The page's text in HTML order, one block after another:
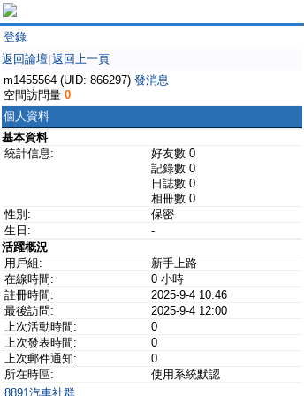
登錄
返回論壇 返回上一頁
m1455564 (UID: 866297) 發消息
空間訪問量 0
個人資料
基本資料
統計信息:
好友數 0
記錄數 0
日誌數 0
相冊數 0
性別:
保密
生日:
-
活躍概況
用戶組:
新手上路
在線時間:
0 小時
註冊時間:
2025-9-4 10:46
最後訪問:
2025-9-4 12:00
上次活動時間:
0
上次發表時間:
0
上次郵件通知:
0
所在時區:
使用系統默認
8891汽車社群